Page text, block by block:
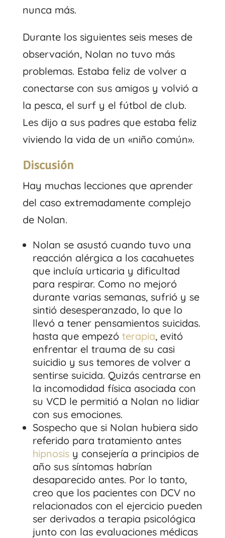
nunca más.
Durante los siguientes seis meses de
observación, Nolan no tuvo más
problemas. Estaba feliz de volver a
conectarse con sus amigos y volvió a
la pesca, el surf y el fútbol de club.
Les dijo a sus padres que estaba feliz
viviendo la vida de un «niño común».
Discusión
Hay muchas lecciones que aprender
del caso extremadamente complejo
de Nolan.
Nolan se asustó cuando tuvo una
reacción alérgica a los cacahuetes
que incluía urticaria y dificultad
para respirar. Como no mejoró
durante varias semanas, sufrió y se
sintió desesperanzado, lo que lo
llevó a tener pensamientos suicidas.
hasta que empezó terapia, evitó
enfrentar el trauma de su casi
suicidio y sus temores de volver a
sentirse suicida. Quizás centrarse en
la incomodidad física asociada con
su VCD le permitió a Nolan no lidiar
con sus emociones.
Sospecho que si Nolan hubiera sido
referido para tratamiento antes
hipnosisy consejería a principios de
año sus síntomas habrían
desaparecido antes. Por lo tanto,
creo que los pacientes con DCV no
relacionados con el ejercicio pueden
ser derivados a terapia psicológica
junto con las evaluaciones médicas